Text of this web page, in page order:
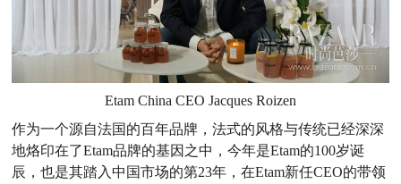
Etam China CEO Jacques Roizen
作为一个源自法国的百年品牌，法式的风格与传统已经深深
地烙印在了Etam品牌的基因之中，今年是Etam的100岁诞
辰，也是其踏入中国市场的第23年，在Etam新任CEO的带领